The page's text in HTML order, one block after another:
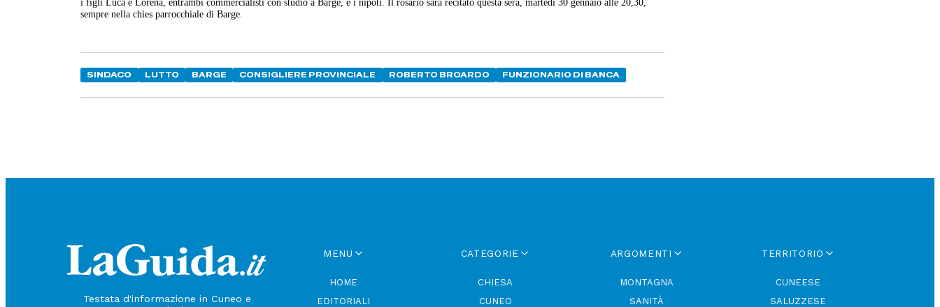
sempre nella chies parrocchiale di Barge.
SINDACO LUTTO BARGE CONSIGLIERE PROVINCIALE ROBERTO BROARDO FUNZIONARIO DI BANCA
Testata d'informazione in Cuneo e
MENU
HOME
EDITORIALI
CATEGORIE
CHIESA
CUNEO
ARGOMENTI
MONTAGNA
SANITÀ
TERRITORIO
CUNEESE
SALUZZESE